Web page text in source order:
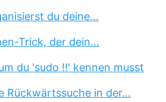
du deine…
Trick, der dein…
du 'sudo !!' kennen musst
Rückwärtssuche in der…